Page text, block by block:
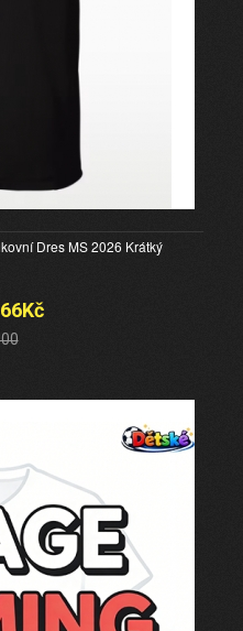
Dres MS 2026 Krátký